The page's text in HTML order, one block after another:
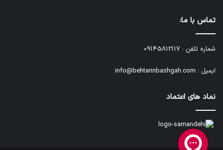
تماس با ما:
شماره تلفن : 09145812117
ایمیل : info@behtarinbashgah.com
نماد های اعتماد